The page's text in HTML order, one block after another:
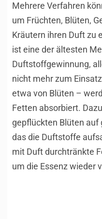
Mehrere Verfahren
um Früchten, Blüten,
Kräutern ihren Duft zu
ist eine der ältesten
Duftstoffgewinnung,
nicht mehr zum
etwa von Blüten –
Fetten absorbiert.
gepflückten Blüten
das die Duftstoffe
mit Duft durchtränkte
um die Essenz wieder